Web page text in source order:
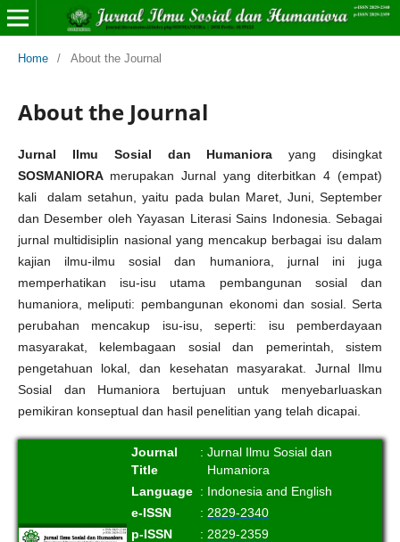
Home / About the Journal
About the Journal
Jurnal Ilmu Sosial dan Humaniorayang disingkat
SOSMANIORA merupakan Jurnal yang diterbitkan 4 (empat)
kali dalam setahun, yaitu pada bulan Maret, Juni, September
dan Desember oleh Yayasan Literasi Sains Indonesia. Sebagai
jurnal multidisiplin nasional yang mencakup berbagai isu dalam
kajian ilmu-ilmu sosial dan humaniora, jurnal ini juga
memperhatikan isu-isu utama pembangunan sosial dan
humaniora, meliputi: pembangunan ekonomi dan sosial. Serta
perubahan mencakup isu-isu, seperti: isu pemberdayaan
masyarakat, kelembagaan sosial dan pemerintah, sistem
pengetahuan lokal, dan kesehatan masyarakat. Jurnal Ilmu
Sosial dan Humaniora bertujuan untuk menyebarluaskan
pemikiran konseptual dan hasil penelitian yang telah dicapai.
Journal
Title
: Jurnal Ilmu Sosial dan
Humaniora
Language : Indonesia and English
e-ISSN
: 2829-2340
p-ISSN
: 2829-2359